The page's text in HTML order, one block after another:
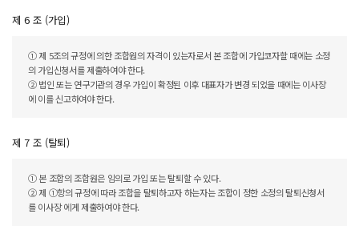
제 6 조 (가입)
① 제 5조의 규정에 의한 조합원의 자격이 있는자로서 본 조합에 가입코자할 때에는 소정
의 가입신청서를 제출하여야 한다.
② 법인 또는 연구기관의 경우 가입이 확정된 이후 대표자가 변경 되었을 때에는 이사장
에 이를 신고하여야 한다.
제 7 조 (탈퇴)
① 본 조합의 조합원은 임의로 가입 또는 탈퇴할 수 있다.
② 제 ①항의 규정에 따라 조합을 탈퇴하고자 하는자는 조합이 정한 소정의 탈퇴신청서
를 이사장 에게 제출하여야 한다.